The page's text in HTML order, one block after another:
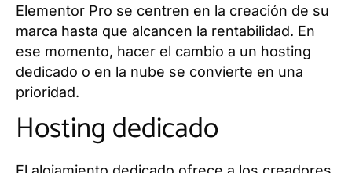
Elementor Pro se centren en la creación de su
marca hasta que alcancen la rentabilidad. En
ese momento, hacer el cambio a un hosting
dedicado o en la nube se convierte en una
prioridad.
Hosting dedicado